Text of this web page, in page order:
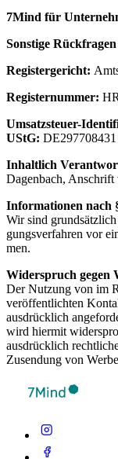
7Mind für
Sons­tige
Regis­ter­ge­richt:
Regis­ter­num­mer:
Umsatzs­teuer-
UStG: DE297708431
Inhalt­lich
Dagenbach, Anschrift
Infor­ma­tio­nen nach
Wir sind
gung­sver­fah­ren vor
men.
Widerspruch gegen
Der Nutzung von im
veröffentlichten
ausdrücklich
wird hiermit
ausdrücklich
Zusendung von